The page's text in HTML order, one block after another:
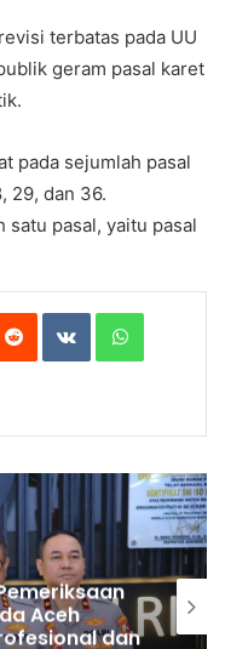
terbatas pada UU
geram pasal karet
pada sejumlah pasal
29, dan 36.
satu pasal, yaitu pasal
Reddit VKontakte
Institutions
Komunikasi
BPN Kembali